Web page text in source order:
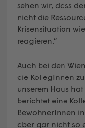
sehen wir, dass
nicht die
Krisensituation
reagieren.“
Auch bei den
die KollegInnen
unserem Haus
berichtet eine
BewohnerInnen
aber gar nicht so